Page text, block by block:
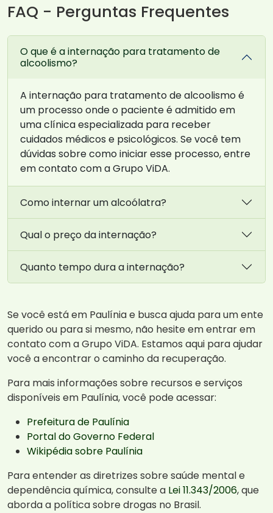
FAQ - Perguntas Frequentes
O que é a internação para tratamento de
alcoolismo?
A internação para tratamento de alcoolismo é
um processo onde o paciente é admitido em
uma clínica especializada para receber
cuidados médicos e psicológicos. Se você tem
dúvidas sobre como iniciar esse processo, entre
em contato com a Grupo ViDA.
Como internar um alcoólatra?
Qual o preço da internação?
Quanto tempo dura a internação?
Se você está em Paulínia e busca ajuda para um ente
querido ou para si mesmo, não hesite em entrar em
contato com a Grupo ViDA. Estamos aqui para ajudar
você a encontrar o caminho da recuperação.
Para mais informações sobre recursos e serviços
disponíveis em Paulínia, você pode acessar:
Prefeitura de Paulínia
Portal do Governo Federal
Wikipédia sobre Paulínia
Para entender as diretrizes sobre saúde mental e
dependência química, consulte a Lei 11.343/2006, que
aborda a política sobre drogas no Brasil.